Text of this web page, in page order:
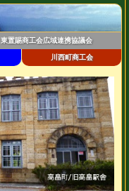
川西町商工会
東置賜商工会広域連携協議会